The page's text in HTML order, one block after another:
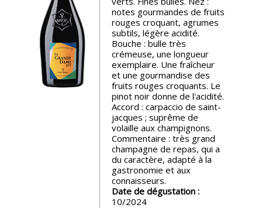
Spiritueux
Notes
de
dégustation
notes gourmandes de fruits
rouges croquant, agrumes
subtils, légère acidité.
Bouche : bulle très
crémeuse, une longueur
exemplaire. Une fraîcheur
et une gourmandise des
fruits rouges croquants. Le
pinot noir donne de l'acidité.
Accord : carpaccio de saint-
jacques ; suprême de
volaille aux champignons.
Commentaire : très grand
champagne de repas, qui a
du caractère, adapté à la
gastronomie et aux
connaisseurs.
Date de dégustation :
10/2024